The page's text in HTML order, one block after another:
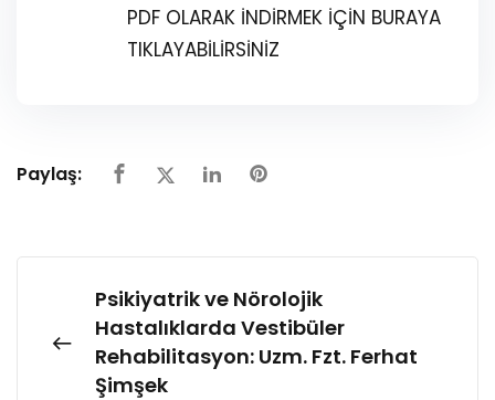
PDF OLARAK İNDİRMEK İÇİN BURAYA
TIKLAYABİLİRSİNİZ
Paylaş:
Psikiyatrik ve Nörolojik
Hastalıklarda Vestibüler
Rehabilitasyon: Uzm. Fzt. Ferhat
Şimşek